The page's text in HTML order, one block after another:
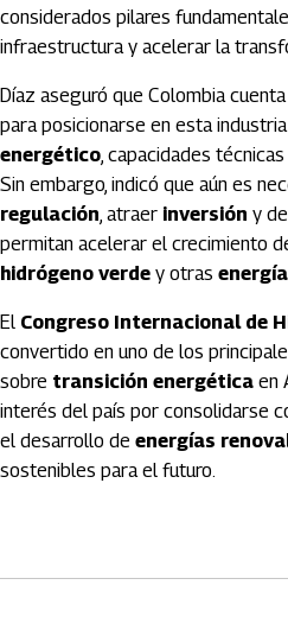
considerados pilares
infraestructura y acelerar la
Díaz aseguró que Colombia
para posicionarse en esta
energético, capacidades
Sin embargo, indicó que aún es
regulación, atraer inversión y
permitan acelerar el crecimiento
hidrógeno verde y otras
El Congreso Internacional de
convertido en uno de los
sobre transición energética en
interés del país por consolidarse
el desarrollo de energías
sostenibles para el futuro.